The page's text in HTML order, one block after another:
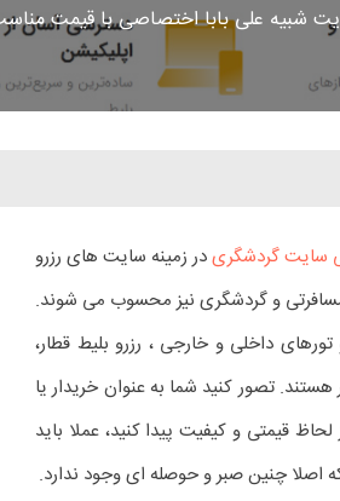
شبیه علی بابا اختصاصی با قیمت
سایت گردشگریدر زمینه سایت های رزرو
و گردشگری نیز محسوب می شوند.
داخلی و خارجی ، رزرو بلیط قطار،
هستند. تصور کنید شما به عنوان خریدار یا
قیمتی و کیفیت پیدا کنید، عملا باید
اصلا چنین صبر و حوصله ای وجود ندارد.